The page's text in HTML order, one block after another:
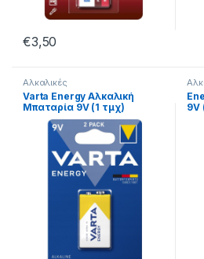
€3,50
Αλκαλικές
Varta Energy Αλκαλική
Μπαταρία 9V (1 τμχ)
9V